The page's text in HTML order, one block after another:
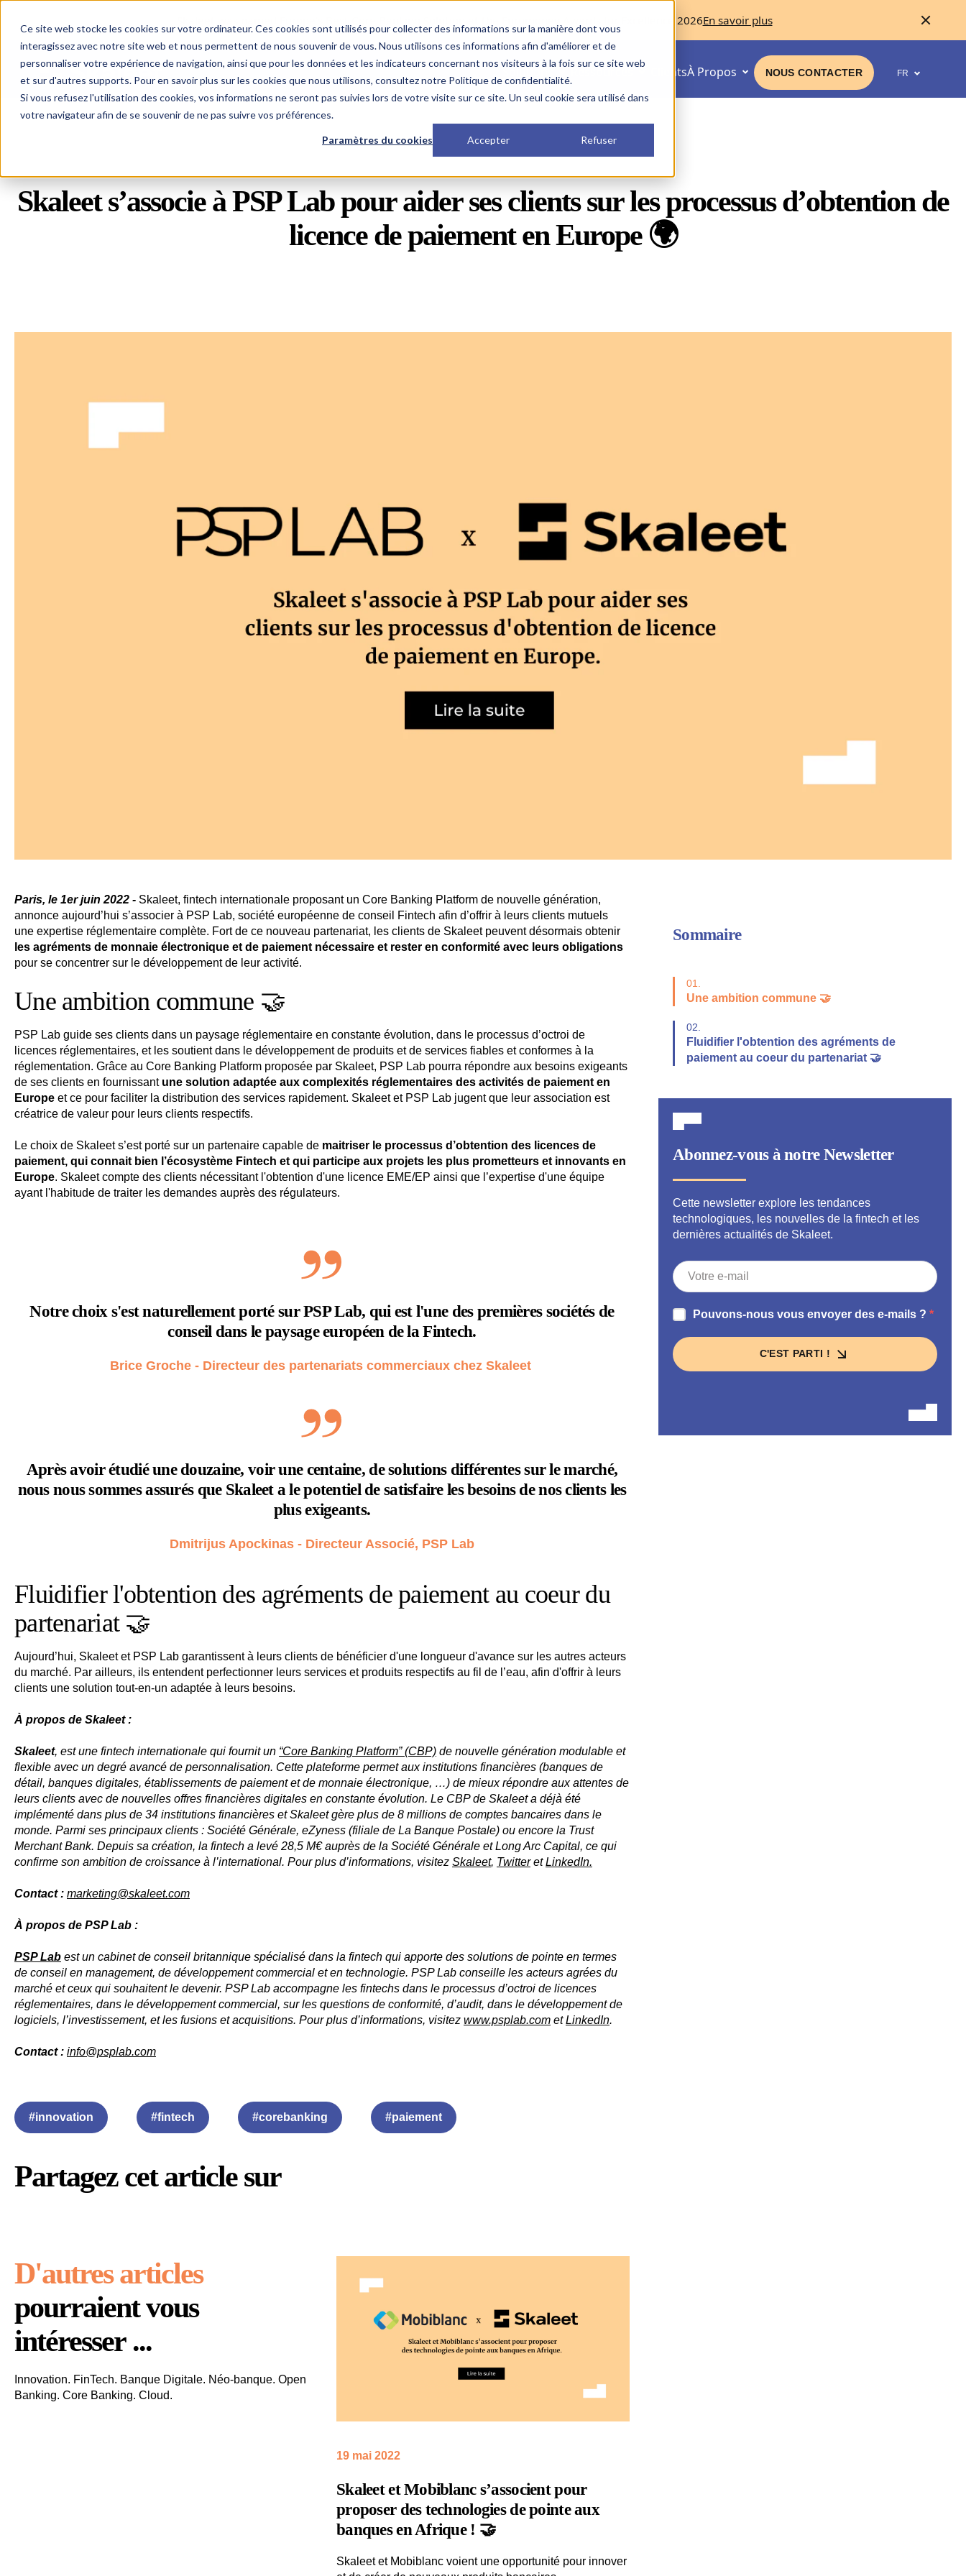
Ce site web stocke les cookies sur votre ordinateur. Ces cookies sont utilisés pour collecter des informations sur la manière dont vous
interagissez avec notre site web et nous permettent de nous souvenir de vous. Nous utilisons ces informations afin d'améliorer et de
personnaliser votre expérience de navigation, ainsi que pour les données et les indicateurs concernant nos visiteurs à la fois sur ce site web
et sur d'autres supports. Pour en savoir plus sur les cookies que nous utilisons, consultez notre Politique de confidentialité.
Si vous refusez l'utilisation des cookies, vos informations ne seront pas suivies lors de votre visite sur ce site. Un seul cookie sera utilisé dans
votre navigateur afin de se souvenir de ne pas suivre vos préférences.
Paramètres du cookies Accepter Refuser
Skaleet was named Europe's Best Core Banking Solution at the Euromoney Awards for Excellence 2026En savoir plus
Skaleet Solutions Ressources ClientsÀ Propos NOUS CONTACTER FR
Skaleets’associe àPSP Labpour aider ses clients sur les processus d’obtention de
licence de paiement en Europe🌍
Paris, le 1er juin 2022 - Skaleet, fintech internationale proposant un Core Banking Platform de nouvelle génération,
annonce aujourd’hui s’associer à PSP Lab, société européenne de conseil Fintech afin d’offrir à leurs clients mutuels
une expertise réglementaire complète. Fort de ce nouveau partenariat, les clients de Skaleet peuvent désormais obtenir
les agréments de monnaie électronique et de paiement nécessaire et rester en conformité avec leurs obligations
pour se concentrer sur le développement de leur activité.
Une ambition commune 🤝
PSP Lab guide ses clients dans un paysage réglementaire en constante évolution, dans le processus d’octroi de
licences réglementaires, et les soutient dans le développement de produits et de services fiables et conformes à la
réglementation. Grâce au Core Banking Platform proposée par Skaleet, PSP Lab pourra répondre aux besoins exigeants
de ses clients en fournissant une solution adaptée aux complexités réglementaires des activités de paiement en
Europe et ce pour faciliter la distribution des services rapidement. Skaleet et PSP Lab jugent que leur association est
créatrice de valeur pour leurs clients respectifs.
Le choix de Skaleet s’est porté sur un partenaire capable de maitriser le processus d’obtention des licences de
paiement, qui connait bien l’écosystème Fintech et qui participe aux projets les plus prometteurs et innovants en
Europe. Skaleet compte des clients nécessitant l'obtention d'une licence EME/EP ainsi que l’expertise d'une équipe
ayant l'habitude de traiter les demandes auprès des régulateurs.
Notre choix s'est naturellement porté sur PSP Lab, qui est l'une des premières sociétés de
conseil dans le paysage européen de la Fintech.
Brice Groche- Directeur des partenariats commerciaux chez Skaleet
Après avoir étudié une douzaine, voir une centaine, de solutions différentes sur le marché,
nous nous sommes assurés que Skaleet a le potentiel de satisfaire les besoins de nos clients les
plus exigeants.
Dmitrijus Apockinas - Directeur Associé, PSP Lab
Fluidifier l'obtention des agréments de paiement au coeur du
partenariat 🤝
Aujourd’hui, Skaleet et PSP Lab garantissent à leurs clients de bénéficier d'une longueur d'avance sur les autres acteurs
du marché. Par ailleurs, ils entendent perfectionner leurs services et produits respectifs au fil de l’eau, afin d'offrir à leurs
clients une solution tout-en-un adaptée à leurs besoins.
À propos de Skaleet :
Skaleet, est une fintech internationale qui fournit un “Core Banking Platform” (CBP) de nouvelle génération modulable et
flexible avec un degré avancé de personnalisation. Cette plateforme permet aux institutions financières (banques de
détail, banques digitales, établissements de paiement et de monnaie électronique, …) de mieux répondre aux attentes de
leurs clients avec de nouvelles offres financières digitales en constante évolution. Le CBP de Skaleet a déjà été
implémenté dans plus de 34 institutions financières et Skaleet gère plus de 8 millions de comptes bancaires dans le
monde. Parmi ses principaux clients : Société Générale, eZyness (filiale de La Banque Postale) ou encore la Trust
Merchant Bank. Depuis sa création, la fintech a levé 28,5 M€ auprès de la Société Générale et Long Arc Capital, ce qui
confirme son ambition de croissance à l’international. Pour plus d’informations, visitez Skaleet, TwitteretLinkedIn.
Contact : marketing@skaleet.com
À propos de PSP Lab :
PSP Lab est un cabinet de conseil britannique spécialisé dans la fintech qui apporte des solutions de pointe en termes
de conseil en management, de développement commercial et en technologie. PSP Lab conseille les acteurs agrées du
marché et ceux qui souhaitent le devenir. PSP Lab accompagne les fintechs dans le processus d’octroi de licences
réglementaires, dans le développement commercial, sur les questions de conformité, d’audit, dans le développement de
logiciels, l’investissement, et les fusions et acquisitions. Pour plus d’informations, visitez www.psplab.com etLinkedIn.
Contact : info@psplab.com
#innovation #fintech #corebanking #paiement
Partagez cet article sur
D'autres articles
pourraient vous
intéresser ...
Innovation. FinTech. Banque Digitale. Néo-banque. Open
Banking. Core Banking. Cloud.
19 mai 2022
SkaleetetMobiblancs’associent pour
proposer des technologies de pointe aux
banquesenAfrique! 🤝
Skaleet et Mobiblanc voient une opportunité pour innover
Sommaire
01.
Une ambition commune 🤝
02.
Fluidifier l'obtention des agréments de
paiement au coeur du partenariat 🤝
Abonnez-vous à notre Newsletter
Cette newsletter explore les tendances
technologiques, les nouvelles de la fintech et les
dernières actualités de Skaleet.
Pouvons-nous vous envoyer des e-mails ?
C'EST PARTI !